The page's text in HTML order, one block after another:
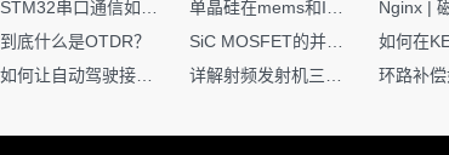
到底什么是OTDR？